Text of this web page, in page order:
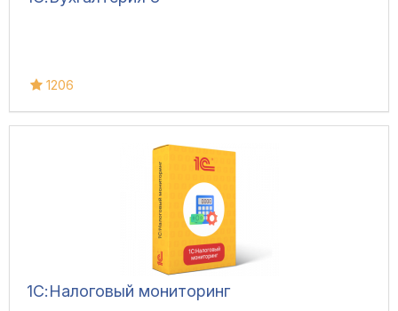
1206
1С:Налоговый мониторинг